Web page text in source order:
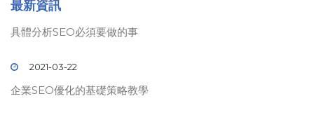
最新資訊
具體分析SEO必須要做的事
2021-03-22
企業SEO優化的基礎策略教學